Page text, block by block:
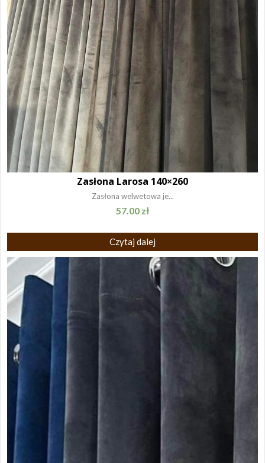
Zasłona Larosa 140×260
Zasłona welwetowa je...
57.00 zł
Czytaj dalej